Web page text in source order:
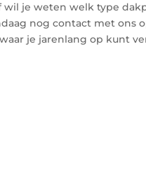
je weten welk type
nog contact met ons
je jarenlang op kunt